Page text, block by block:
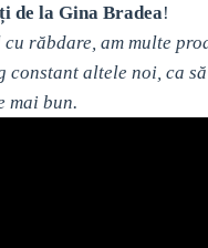
de la Gina Bradea!
răbdare, am multe
constant altele noi, ca
mai bun.